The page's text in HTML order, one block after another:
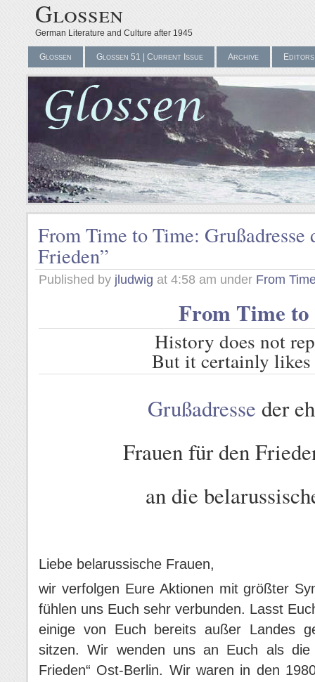
Glossen
German Literature and Culture after 1945
Glossen Glossen 51 | Current Issue Archive Editors
From Time to Time: Grußadresse
Frieden”
Published by jludwig at 4:58 am under From
From Time
History does not
But it certainly likes
Grußadresse der
Frauen für den
an die
Liebe belarussische Frauen,
wir verfolgen Eure Aktionen mit größter
fühlen uns Euch sehr verbunden. Lasst
einige von Euch bereits außer Landes
sitzen. Wir wenden uns an Euch als die
Frieden“ Ost-Berlin. Wir waren in den